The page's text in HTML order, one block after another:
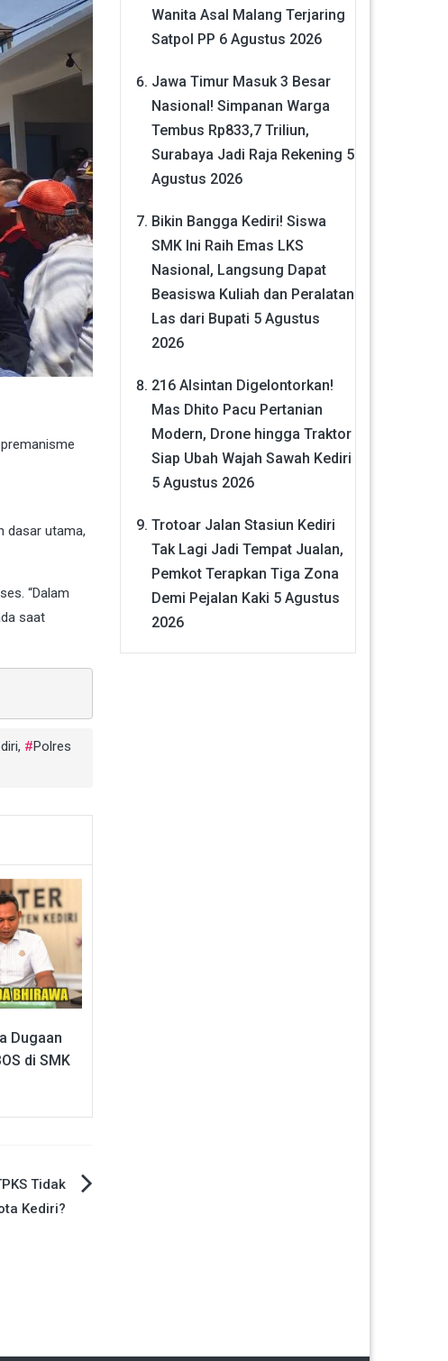
dasar utama,
“Dalam
saat
,
Polres
Dugaan
di SMK
Tidak
Kediri?
Wanita Asal Malang Terjaring
Satpol PP 6 Agustus 2026
Jawa Timur Masuk 3 Besar
Nasional! Simpanan Warga
Tembus Rp833,7 Triliun,
Surabaya Jadi Raja Rekening 5
Agustus 2026
Bikin Bangga Kediri! Siswa
SMK Ini Raih Emas LKS
Nasional, Langsung Dapat
Beasiswa Kuliah dan Peralatan
Las dari Bupati 5 Agustus
2026
216 Alsintan Digelontorkan!
Mas Dhito Pacu Pertanian
Modern, Drone hingga Traktor
Siap Ubah Wajah Sawah Kediri
5 Agustus 2026
Trotoar Jalan Stasiun Kediri
Tak Lagi Jadi Tempat Jualan,
Pemkot Terapkan Tiga Zona
Demi Pejalan Kaki 5 Agustus
2026